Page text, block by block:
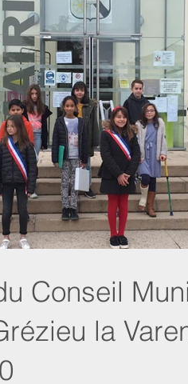
Conseil
la